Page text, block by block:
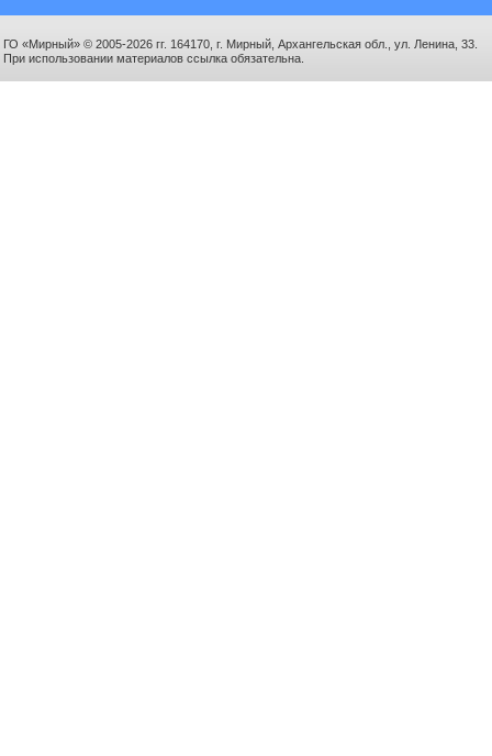
ГО «Мирный» © 2005-2026 гг. 164170, г. Мирный, Архангельская обл., ул. Ленина, 33.
При использовании материалов ссылка обязательна.